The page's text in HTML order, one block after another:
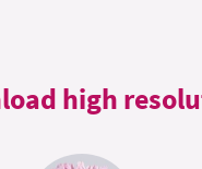
high